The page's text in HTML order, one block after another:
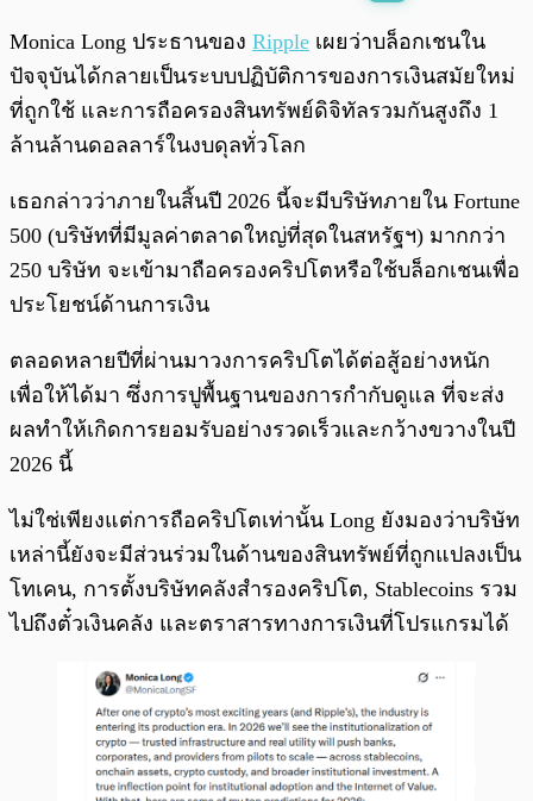
0:00
Monica Long ประธานของ Ripple เผยว่าบล็อกเชนใน
ปัจจุบันได้กลายเป็นระบบปฏิบัติการของการเงินสมัยใหม่
ที่ถูกใช้ และการถือครองสินทรัพย์ดิจิทัลรวมกันสูงถึง 1
ล้านล้านดอลลาร์ในงบดุลทั่วโลก
เธอกล่าวว่าภายในสิ้นปี 2026 นี้จะมีบริษัทภายใน Fortune
500 (บริษัทที่มีมูลค่าตลาดใหญ่ที่สุดในสหรัฐฯ) มากกว่า
250 บริษัท จะเข้ามาถือครองคริปโตหรือใช้บล็อกเชนเพื่อ
ประโยชน์ด้านการเงิน
ตลอดหลายปีที่ผ่านมาวงการคริปโตได้ต่อสู้อย่างหนัก
เพื่อให้ได้มา ซึ่งการปูพื้นฐานของการกำกับดูแล ที่จะส่ง
ผลทำให้เกิดการยอมรับอย่างรวดเร็วและกว้างขวางในปี
2026 นี้
ไม่ใช่เพียงแต่การถือคริปโตเท่านั้น Long ยังมองว่าบริษัท
เหล่านี้ยังจะมีส่วนร่วมในด้านของสินทรัพย์ที่ถูกแปลงเป็น
โทเคน, การตั้งบริษัทคลังสำรองคริปโต, Stablecoins รวม
ไปถึงตั๋วเงินคลัง และตราสารทางการเงินที่โปรแกรมได้